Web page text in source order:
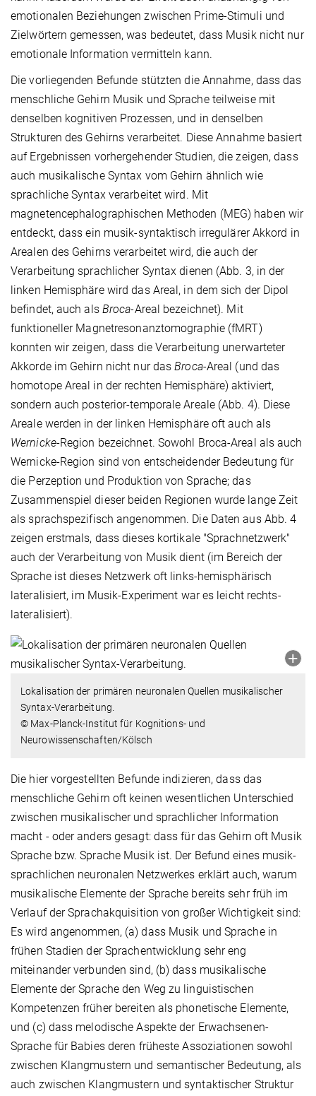
emotionalen Beziehungen zwischen Prime-Stimuli und
Zielwörtern gemessen, was bedeutet, dass Musik nicht nur
emotionale Information vermitteln kann.
Die vorliegenden Befunde stützten die Annahme, dass das
menschliche Gehirn Musik und Sprache teilweise mit
denselben kognitiven Prozessen, und in denselben
Strukturen des Gehirns verarbeitet. Diese Annahme basiert
auf Ergebnissen vorhergehender Studien, die zeigen, dass
auch musikalische Syntax vom Gehirn ähnlich wie
sprachliche Syntax verarbeitet wird. Mit
magnetencephalographischen Methoden (MEG) haben wir
entdeckt, dass ein musik-syntaktisch irregulärer Akkord in
Arealen des Gehirns verarbeitet wird, die auch der
Verarbeitung sprachlicher Syntax dienen (Abb. 3, in der
linken Hemisphäre wird das Areal, in dem sich der Dipol
befindet, auch als Broca-Areal bezeichnet). Mit
funktioneller Magnetresonanztomographie (fMRT)
konnten wir zeigen, dass die Verarbeitung unerwarteter
Akkorde im Gehirn nicht nur dasBroca-Areal (und das
homotope Areal in der rechten Hemisphäre) aktiviert,
sondern auch posterior-temporale Areale (Abb. 4). Diese
Areale werden in der linken Hemisphäre oft auch als
Wernicke-Region bezeichnet. Sowohl Broca-Areal als auch
Wernicke-Region sind von entscheidender Bedeutung für
die Perzeption und Produktion von Sprache; das
Zusammenspiel dieser beiden Regionen wurde lange Zeit
als sprachspezifisch angenommen. Die Daten aus Abb. 4
zeigen erstmals, dass dieses kortikale "Sprachnetzwerk"
auch der Verarbeitung von Musik dient (im Bereich der
Sprache ist dieses Netzwerk oft links-hemisphärisch
lateralisiert, im Musik-Experiment war es leicht rechts-
lateralisiert).
Lokalisation der primären neuronalen Quellen musikalischer
Syntax-Verarbeitung.
© Max-Planck-Institut für Kognitions- und
Neurowissenschaften/Kölsch
Die hier vorgestellten Befunde indizieren, dass das
menschliche Gehirn oft keinen wesentlichen Unterschied
zwischen musikalischer und sprachlicher Information
macht - oder anders gesagt: dass für das Gehirn oft Musik
Sprache bzw. Sprache Musik ist. Der Befund eines musik-
sprachlichen neuronalen Netzwerkes erklärt auch, warum
musikalische Elemente der Sprache bereits sehr früh im
Verlauf der Sprachakquisition von großer Wichtigkeit sind:
Es wird angenommen, (a) dass Musik und Sprache in
frühen Stadien der Sprachentwicklung sehr eng
miteinander verbunden sind, (b) dass musikalische
Elemente der Sprache den Weg zu linguistischen
Kompetenzen früher bereiten als phonetische Elemente,
und (c) dass melodische Aspekte der Erwachsenen-
Sprache für Babies deren früheste Assoziationen sowohl
zwischen Klangmustern und semantischer Bedeutung, als
auch zwischen Klangmustern und syntaktischer Struktur